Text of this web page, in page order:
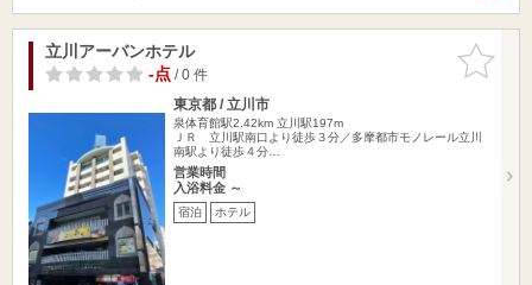
お気に入
りに追加
立川アーバンホテル
-点/ 0 件
東京都 / 立川市
泉体育館駅2.42km 立川駅197m
ＪＲ 立川駅南口より徒歩３分／多摩都市モノレール立川
南駅より徒歩４分…
営業時間
入浴料金 ～
宿泊 ホテル